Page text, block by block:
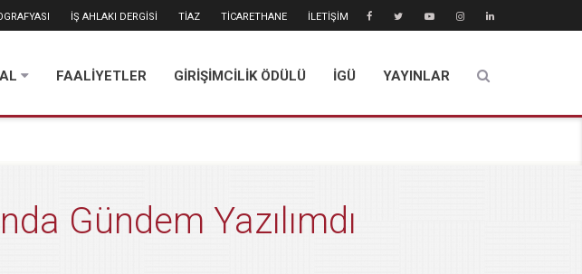
İŞ AHLAKI DERGİSİ TİAZ TİCARETHANE İLETİŞİM
FAALİYETLER GİRİŞİMCİLİK ÖDÜLÜ İGÜ YAYINLAR
Gündem Yazılımdı